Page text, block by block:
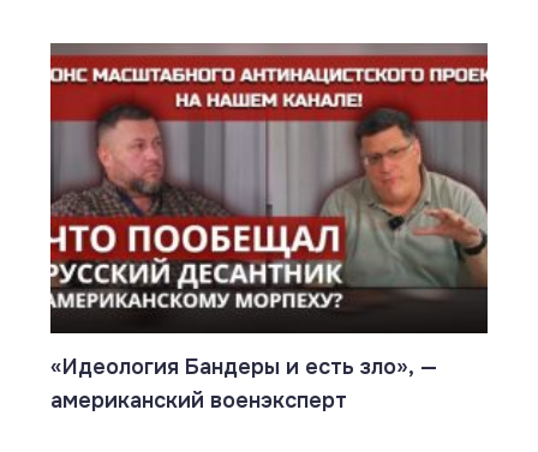
«Идеология Бандеры и есть зло», —
американский военэксперт